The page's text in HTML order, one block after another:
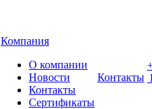
Компания
О компании
Новости
Контакты
Сертификаты
Контакты